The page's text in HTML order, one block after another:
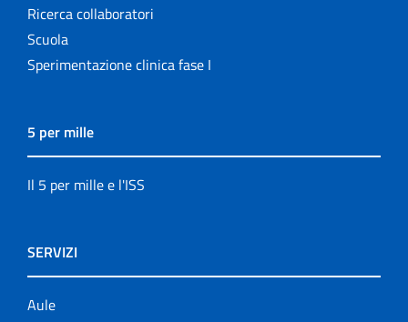
Ricerca collaboratori
Scuola
Sperimentazione clinica fase I
5 per mille
Il 5 per mille e l'ISS
SERVIZI
Aule